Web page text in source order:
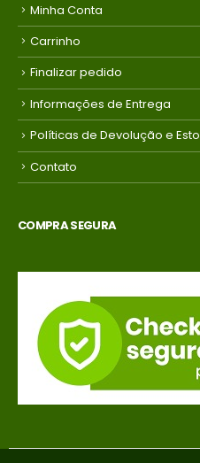
Minha Conta
Carrinho
Finalizar pedido
Informações de Entrega
Políticas de Devolução e
Contato
COMPRA SEGURA